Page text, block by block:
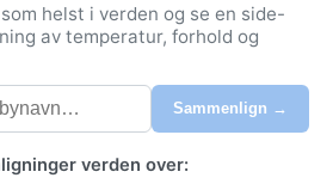
helst i verden og se en side-
av temperatur, forhold og
Sammenlign →
verden over: